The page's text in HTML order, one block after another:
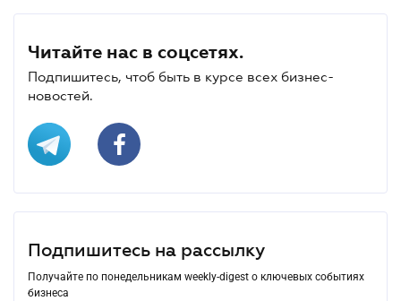
Читайте нас в соцсетях.
Подпишитесь, чтоб быть в курсе всех бизнес-
новостей.
Подпишитесь на рассылку
Получайте по понедельникам weekly-digest о ключевых событиях
бизнеса